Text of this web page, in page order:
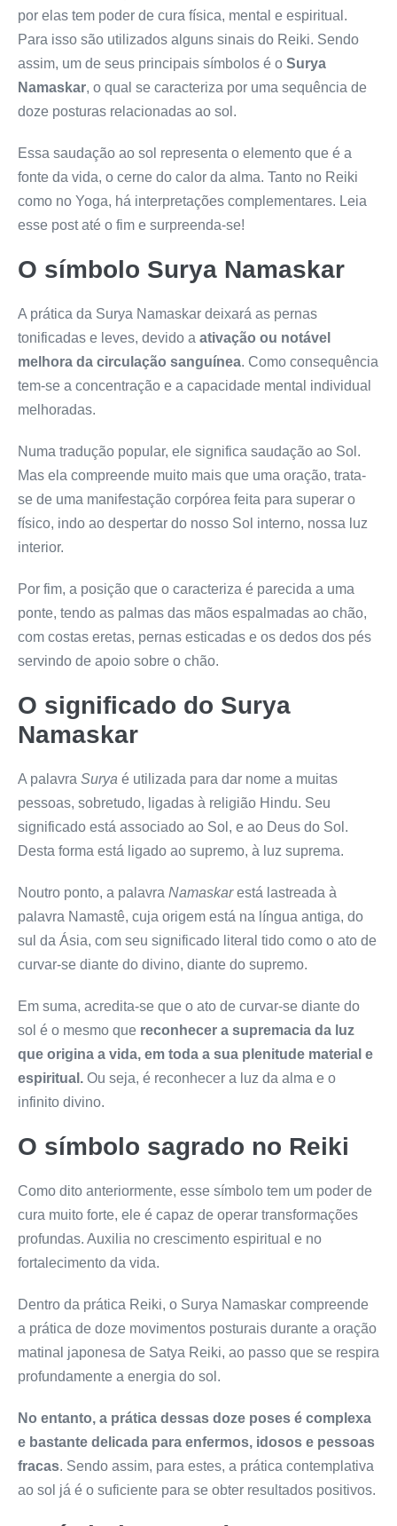
por elas tem poder de cura física, mental e espiritual.
Para isso são utilizados alguns sinais do Reiki. Sendo
assim, um de seus principais símbolos é o Surya
Namaskar, o qual se caracteriza por uma sequência de
doze posturas relacionadas ao sol.
Essa saudação ao sol representa o elemento que é a
fonte da vida, o cerne do calor da alma. Tanto no Reiki
como no Yoga, há interpretações complementares. Leia
esse post até o fim e surpreenda-se!
O símbolo Surya Namaskar
A prática da Surya Namaskar deixará as pernas
tonificadas e leves, devido a ativação ou notável
melhora da circulação sanguínea. Como consequência
tem-se a concentração e a capacidade mental individual
melhoradas.
Numa tradução popular, ele significa saudação ao Sol.
Mas ela compreende muito mais que uma oração, trata-
se de uma manifestação corpórea feita para superar o
físico, indo ao despertar do nosso Sol interno, nossa luz
interior.
Por fim, a posição que o caracteriza é parecida a uma
ponte, tendo as palmas das mãos espalmadas ao chão,
com costas eretas, pernas esticadas e os dedos dos pés
servindo de apoio sobre o chão.
O significado do Surya
Namaskar
A palavra Surya é utilizada para dar nome a muitas
pessoas, sobretudo, ligadas à religião Hindu. Seu
significado está associado ao Sol, e ao Deus do Sol.
Desta forma está ligado ao supremo, à luz suprema.
Noutro ponto, a palavra Namaskarestá lastreada à
palavra Namastê, cuja origem está na língua antiga, do
sul da Ásia, com seu significado literal tido como o ato de
curvar-se diante do divino, diante do supremo.
Em suma, acredita-se que o ato de curvar-se diante do
sol é o mesmo que reconhecer a supremacia da luz
que origina a vida, em toda a sua plenitude material e
espiritual. Ou seja, é reconhecer a luz da alma e o
infinito divino.
O símbolo sagrado no Reiki
Como dito anteriormente, esse símbolo tem um poder de
cura muito forte, ele é capaz de operar transformações
profundas. Auxilia no crescimento espiritual e no
fortalecimento da vida.
Dentro da prática Reiki, o Surya Namaskar compreende
a prática de doze movimentos posturais durante a oração
matinal japonesa de Satya Reiki, ao passo que se respira
profundamente a energia do sol.
No entanto, a prática dessas doze poses é complexa
e bastante delicada para enfermos, idosos e pessoas
fracas. Sendo assim, para estes, a prática contemplativa
ao sol já é o suficiente para se obter resultados positivos.